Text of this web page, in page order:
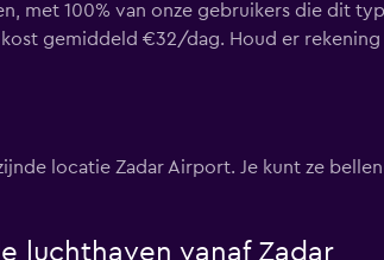
met 100% van onze gebruikers die dit
gemiddeld €32/dag. Houd er
locatie Zadar Airport. Je kunt ze
luchthaven vanaf Zadar